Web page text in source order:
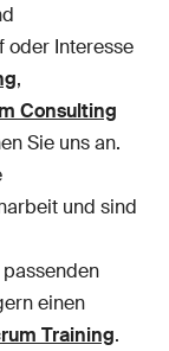
oder Interesse
,
Consulting
Sie uns an.
und sind
einen
Training.